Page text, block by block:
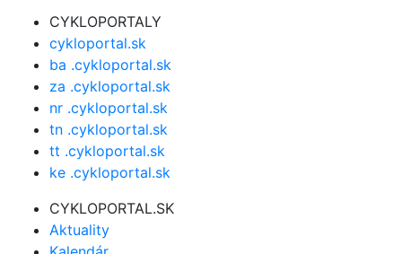
CYKLOPORTALY
cykloportal.sk
ba .cykloportal.sk
za .cykloportal.sk
nr .cykloportal.sk
tn .cykloportal.sk
tt .cykloportal.sk
ke .cykloportal.sk
CYKLOPORTAL.SK
Aktuality